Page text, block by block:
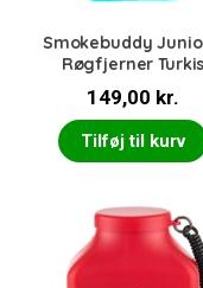
Smokebuddy
Røgfjerner Turkis
149,00 kr.
Tilføj til kurv